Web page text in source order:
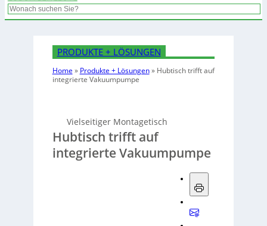
Search
PRODUKTE + LÖSUNGEN
Home » Produkte + Lösungen» Hubtisch trifft auf
integrierte Vakuumpumpe
Vielseitiger Montagetisch
Hubtisch trifft auf
integrierte Vakuumpumpe